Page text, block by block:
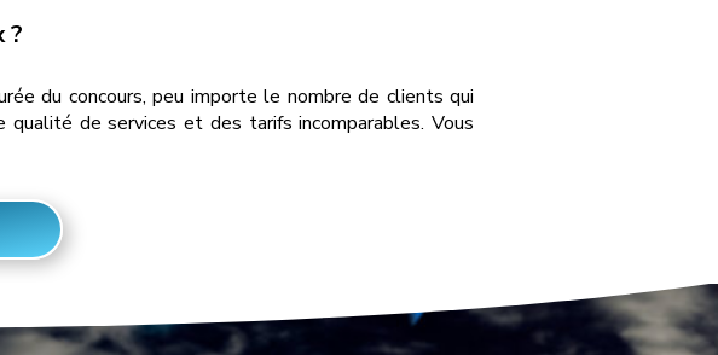
?
du concours, peu importe le nombre de clients qui
de services et des tarifs incomparables. Vous